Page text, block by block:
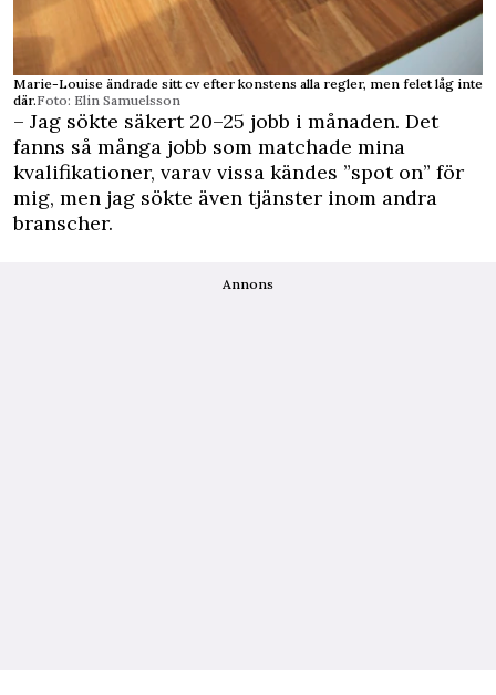
Marie-Louise ändrade sitt cv efter konstens alla regler, men felet låg inte
där.Foto: Elin Samuelsson
– Jag sökte säkert 20–25 jobb i månaden. Det
fanns så många jobb som matchade mina
kvalifikationer, varav vissa kändes ”spot on” för
mig, men jag sökte även tjänster inom andra
branscher.
Annons